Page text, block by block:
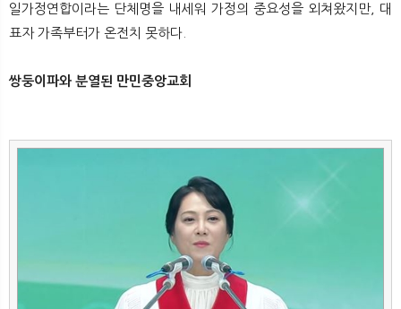
일가정연합이라는 단체명을 내세워 가정의 중요성을 외쳐왔지만, 대
표자 가족부터가 온전치 못하다.​​
쌍둥이파와 분열된 만민중앙교회